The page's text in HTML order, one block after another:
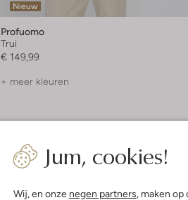
Jum, cookies!
Wij, en onze negen partners, maken
Nieuw
Profuomo
Trui
€ 149,99
+ meer kleuren